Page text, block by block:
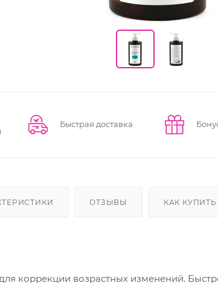
Быстрая доставка
ОТЗЫВЫ КАК КУПИТЬ
коррекции возрастных изменений.